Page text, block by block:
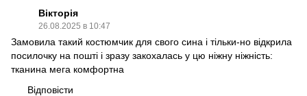
Вікторія
26.08.2025 в 10:47
Замовила такий костюмчик для свого сина і тільки-но відкрила
посилочку на пошті і зразу закохалась у цю ніжну ніжність:
тканина мега комфортна
Відповісти